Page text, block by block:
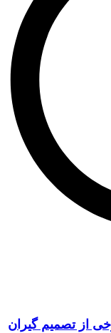
از تصمیم گیران